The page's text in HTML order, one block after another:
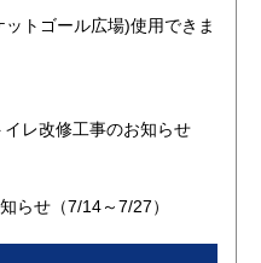
トゴール広場)使用できま
レ改修工事のお知らせ
らせ（7/14～7/27）